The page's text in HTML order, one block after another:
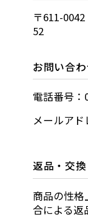
〒611-
52
お問い合
電話番号：
メールア
返品・交換
商品の性
合による